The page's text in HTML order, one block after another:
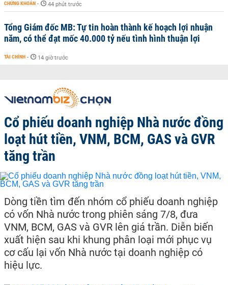
CHỨNG KHOÁN - 44 phút trước
Tổng Giám đốc MB: Tự tin hoàn thành kế hoạch lợi nhuận
năm, có thể đạt mốc 40.000 tỷ nếu tình hình thuận lợi
TÀI CHÍNH - 14 giờ trước
Cổ phiếu doanh nghiệp Nhà nước đồng
loạt hút tiền, VNM, BCM, GAS và GVR
tăng trần
Dòng tiền tìm đến nhóm cổ phiếu doanh nghiệp
có vốn Nhà nước trong phiên sáng 7/8, đưa
VNM, BCM, GAS và GVR lên giá trần. Diễn biến
xuất hiện sau khi khung phân loại mới phục vụ
cơ cấu lại vốn Nhà nước tại doanh nghiệp có
hiệu lực.